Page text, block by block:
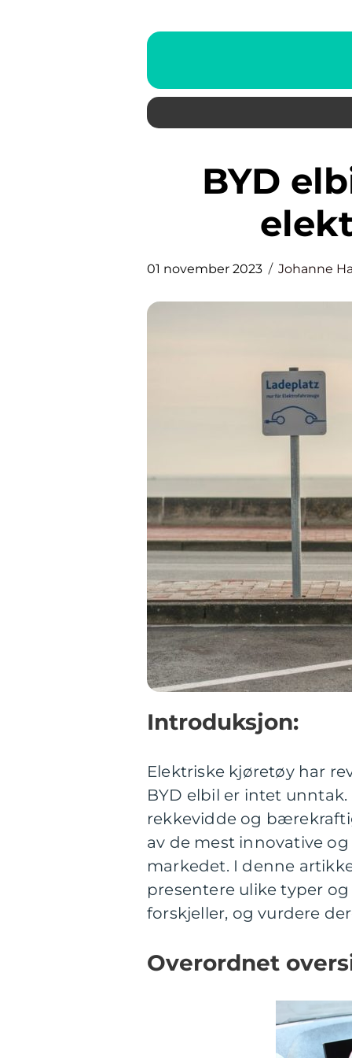
BYD elbil – Fremtiden for
01 november 2023 Johanne
Introduksjon:
Elektriske kjøretøy har
BYD elbil er intet
rekkevidde og
av de mest innovative
markedet. I denne
presentere ulike typer
forskjeller, og vurdere
Overordnet